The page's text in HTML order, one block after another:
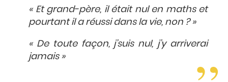
« Et grand-père, il était nul en maths et
pourtant il a réussi dans la vie, non ? »
« De toute façon, j’suis nul, j’y arriverai
jamais »